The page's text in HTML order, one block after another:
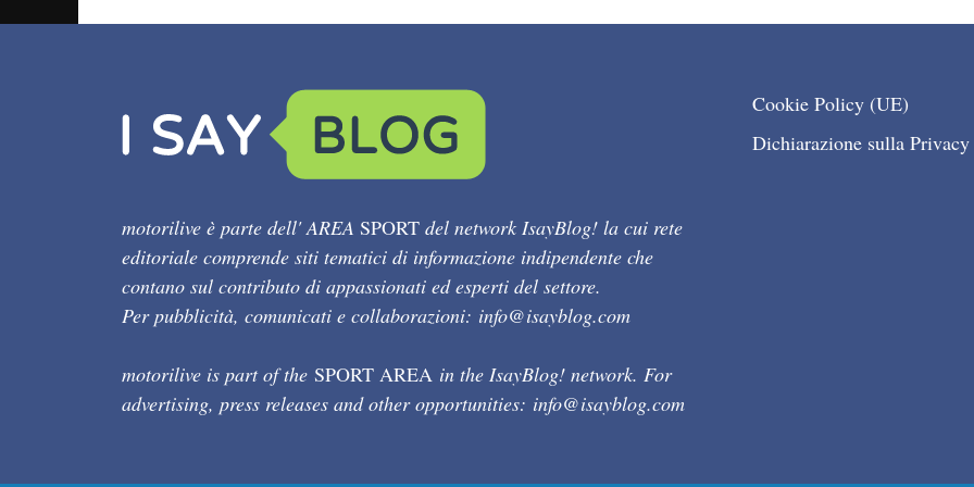
motorilive è parte dell' AREA SPORT del network IsayBlog! la cui rete
editoriale comprende siti tematici di informazione indipendente che
contano sul contributo di appassionati ed esperti del settore.
Per pubblicità, comunicati e collaborazioni: info@isayblog.com
motorilive is part of the SPORT AREA in the IsayBlog! network. For
advertising, press releases and other opportunities: info@isayblog.com
Cookie Policy (UE)
Dichiarazione sulla